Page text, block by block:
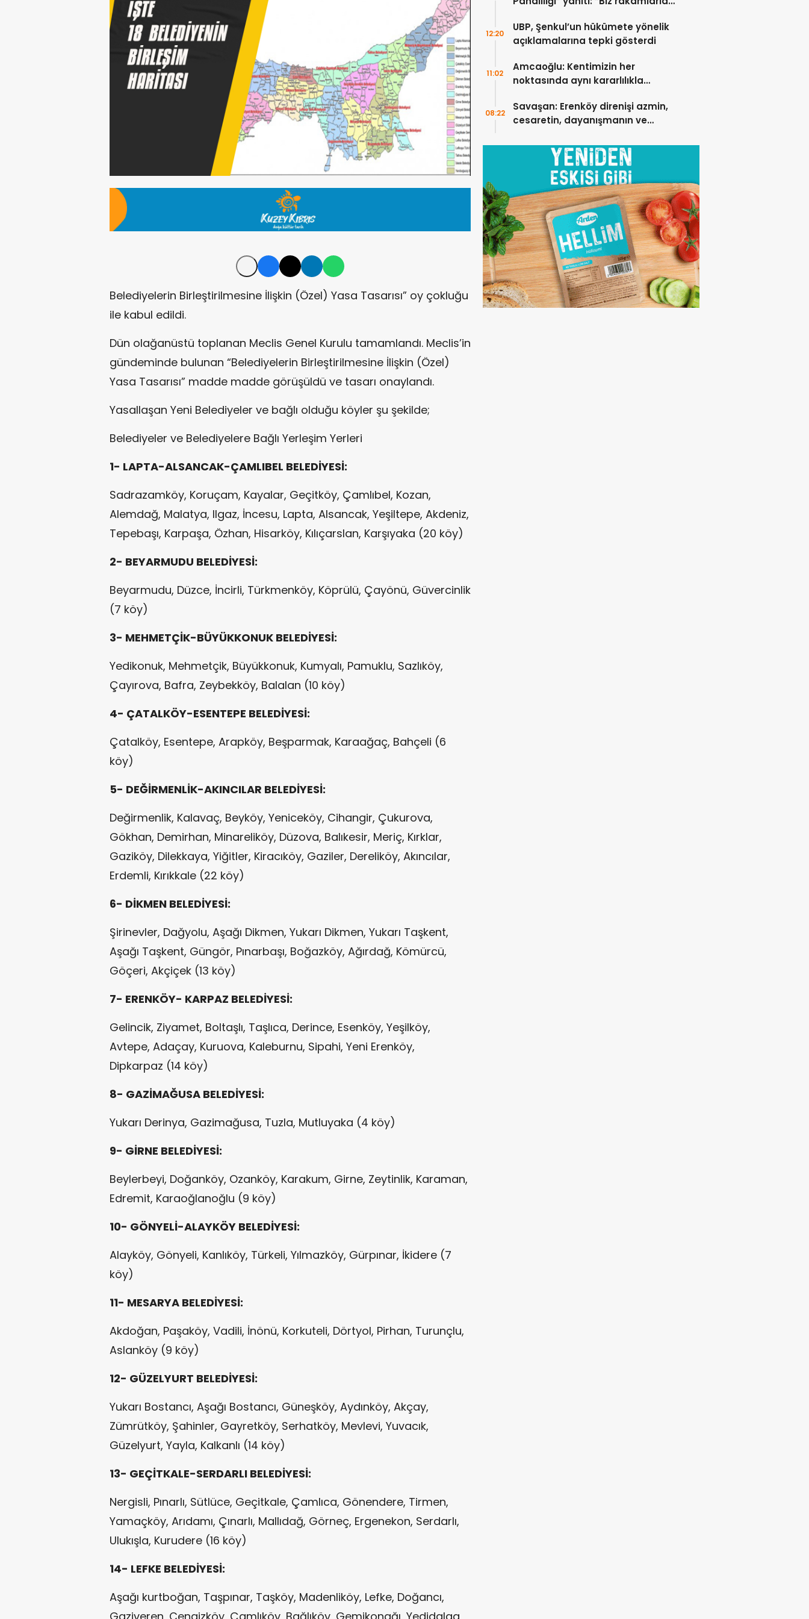
Belediyelerin Birleştirilmesine İlişkin (Özel) Yasa Tasarısı” oy çokluğu
ile kabul edildi.
Dün olağanüstü toplanan Meclis Genel Kurulu tamamlandı. Meclis’in
gündeminde bulunan “Belediyelerin Birleştirilmesine İlişkin (Özel)
Yasa Tasarısı” madde madde görüşüldü ve tasarı onaylandı.
Yasallaşan Yeni Belediyeler ve bağlı olduğu köyler şu şekilde;
Belediyeler ve Belediyelere Bağlı Yerleşim Yerleri
1- LAPTA-ALSANCAK-ÇAMLIBEL BELEDİYESİ:
Sadrazamköy, Koruçam, Kayalar, Geçitköy, Çamlıbel, Kozan,
Alemdağ, Malatya, Ilgaz, İncesu, Lapta, Alsancak, Yeşiltepe, Akdeniz,
Tepebaşı, Karpaşa, Özhan, Hisarköy, Kılıçarslan, Karşıyaka (20 köy)
2- BEYARMUDU BELEDİYESİ:
Beyarmudu, Düzce, İncirli, Türkmenköy, Köprülü, Çayönü, Güvercinlik
(7 köy)
3- MEHMETÇİK-BÜYÜKKONUK BELEDİYESİ:
Yedikonuk, Mehmetçik, Büyükkonuk, Kumyalı, Pamuklu, Sazlıköy,
Çayırova, Bafra, Zeybekköy, Balalan (10 köy)
4- ÇATALKÖY-ESENTEPE BELEDİYESİ:
Çatalköy, Esentepe, Arapköy, Beşparmak, Karaağaç, Bahçeli (6
köy)
5- DEĞİRMENLİK-AKINCILAR BELEDİYESİ:
Değirmenlik, Kalavaç, Beyköy, Yeniceköy, Cihangir, Çukurova,
Gökhan, Demirhan, Minareliköy, Düzova, Balıkesir, Meriç, Kırklar,
Gaziköy, Dilekkaya, Yiğitler, Kiracıköy, Gaziler, Dereliköy, Akıncılar,
Erdemli, Kırıkkale (22 köy)
6- DİKMEN BELEDİYESİ:
Şirinevler, Dağyolu, Aşağı Dikmen, Yukarı Dikmen, Yukarı Taşkent,
Aşağı Taşkent, Güngör, Pınarbaşı, Boğazköy, Ağırdağ, Kömürcü,
Göçeri, Akçiçek (13 köy)
7- ERENKÖY- KARPAZ BELEDİYESİ:
Gelincik, Ziyamet, Boltaşlı, Taşlıca, Derince, Esenköy, Yeşilköy,
Avtepe, Adaçay, Kuruova, Kaleburnu, Sipahi, Yeni Erenköy,
Dipkarpaz (14 köy)
8- GAZİMAĞUSA BELEDİYESİ:
Yukarı Derinya, Gazimağusa, Tuzla, Mutluyaka (4 köy)
9- GİRNE BELEDİYESİ:
Beylerbeyi, Doğanköy, Ozanköy, Karakum, Girne, Zeytinlik, Karaman,
Edremit, Karaoğlanoğlu (9 köy)
10- GÖNYELİ-ALAYKÖY BELEDİYESİ:
Alayköy, Gönyeli, Kanlıköy, Türkeli, Yılmazköy, Gürpınar, İkidere (7
köy)
11- MESARYA BELEDİYESİ:
Akdoğan, Paşaköy, Vadili, İnönü, Korkuteli, Dörtyol, Pirhan, Turunçlu,
Aslanköy (9 köy)
12- GÜZELYURT BELEDİYESİ:
Yukarı Bostancı, Aşağı Bostancı, Güneşköy, Aydınköy, Akçay,
Zümrütköy, Şahinler, Gayretköy, Serhatköy, Mevlevi, Yuvacık,
Güzelyurt, Yayla, Kalkanlı (14 köy)
13- GEÇİTKALE-SERDARLI BELEDİYESİ:
Nergisli, Pınarlı, Sütlüce, Geçitkale, Çamlıca, Gönendere, Tirmen,
Yamaçköy, Arıdamı, Çınarlı, Mallıdağ, Görneç, Ergenekon, Serdarlı,
Ulukışla, Kurudere (16 köy)
14- LEFKE BELEDİYESİ:
Aşağı kurtboğan, Taşpınar, Taşköy, Madenliköy, Lefke, Doğancı,
UBP, Şenkul’un hükümete yönelik
açıklamalarına tepki gösterdi
12:20
Amcaoğlu: Kentimizin her
noktasında aynı kararlılıkla
11:02
Savaşan: Erenköy direnişi azmin,
cesaretin, dayanışmanın ve
örneğidir
08:22